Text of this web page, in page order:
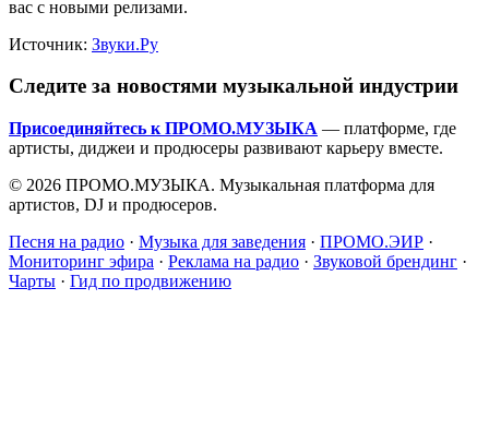
вас с новыми релизами.
Источник: Звуки.Ру
Следите за новостями музыкальной индустрии
Присоединяйтесь к ПРОМО.МУЗЫКА — платформе, где
артисты, диджеи и продюсеры развивают карьеру вместе.
© 2026 ПРОМО.МУЗЫКА. Музыкальная платформа для
артистов, DJ и продюсеров.
Песня на радио · Музыка для заведения · ПРОМО.ЭИР ·
Мониторинг эфира · Реклама на радио · Звуковой брендинг ·
Чарты · Гид по продвижению